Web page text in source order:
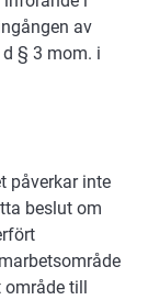
av
§ 3 mom. i
påverkar inte
beslut om
till